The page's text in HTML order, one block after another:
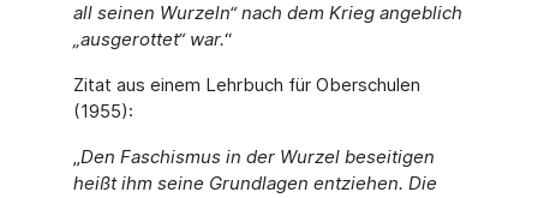
all seinen Wurzeln“ nach dem Krieg angeblich
„ausgerottet“ war.“
Zitat aus einem Lehrbuch für Oberschulen
(1955):
„Den Faschismus in der Wurzel beseitigen
heißt ihm seine Grundlagen entziehen. Die